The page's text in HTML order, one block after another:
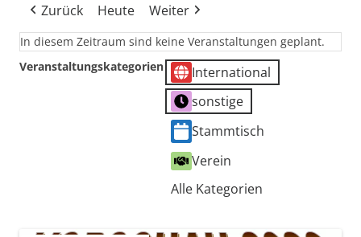
Zurück Heute Weiter
In diesem Zeitraum sind keine Veranstaltungen geplant.
Veranstaltungskategorien
International
sonstige
Stammtisch
Verein
Alle Kategorien